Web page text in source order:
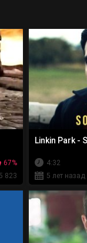
67%
823
Linkin Park -
4:32
5 лет назад